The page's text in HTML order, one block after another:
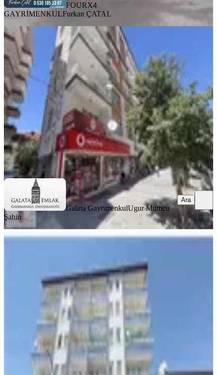
FOURX4
GAYRİMENKULFurkan ÇATAL
BALKONLU
Paşaköşkü Ana Cadde Üzerinde
Satılık 2+1
Battalgazi, Hacı Abdi Mahallesi
2+1· 130 m² ·2. Kat·06.08.2026
1.250.000 ₺
Galata GayrimenkulUgur Mumcu Şahin
Ara
Galata GayrimenkulUgur Mumcu
Şahin
Ara
BALKONLU
Battalgazi, Karabağlar Mahallesi
3+1 · 170 m²· 1. Kat · 06.08.2026
2.000.000 ₺
A&C GOLD GAYRIMENKUL Rıdvan Kadıoğlu